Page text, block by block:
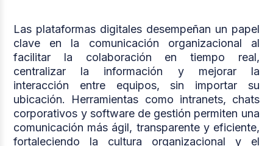
Las plataformas digitales desempeñan un papel
clave en la comunicación organizacional al
facilitar la colaboración en tiempo real,
centralizar la información y mejorar la
interacción entre equipos, sin importar su
ubicación. Herramientas como intranets, chats
corporativos y software de gestión permiten una
comunicación más ágil, transparente y eficiente,
fortaleciendo la cultura organizacional y el